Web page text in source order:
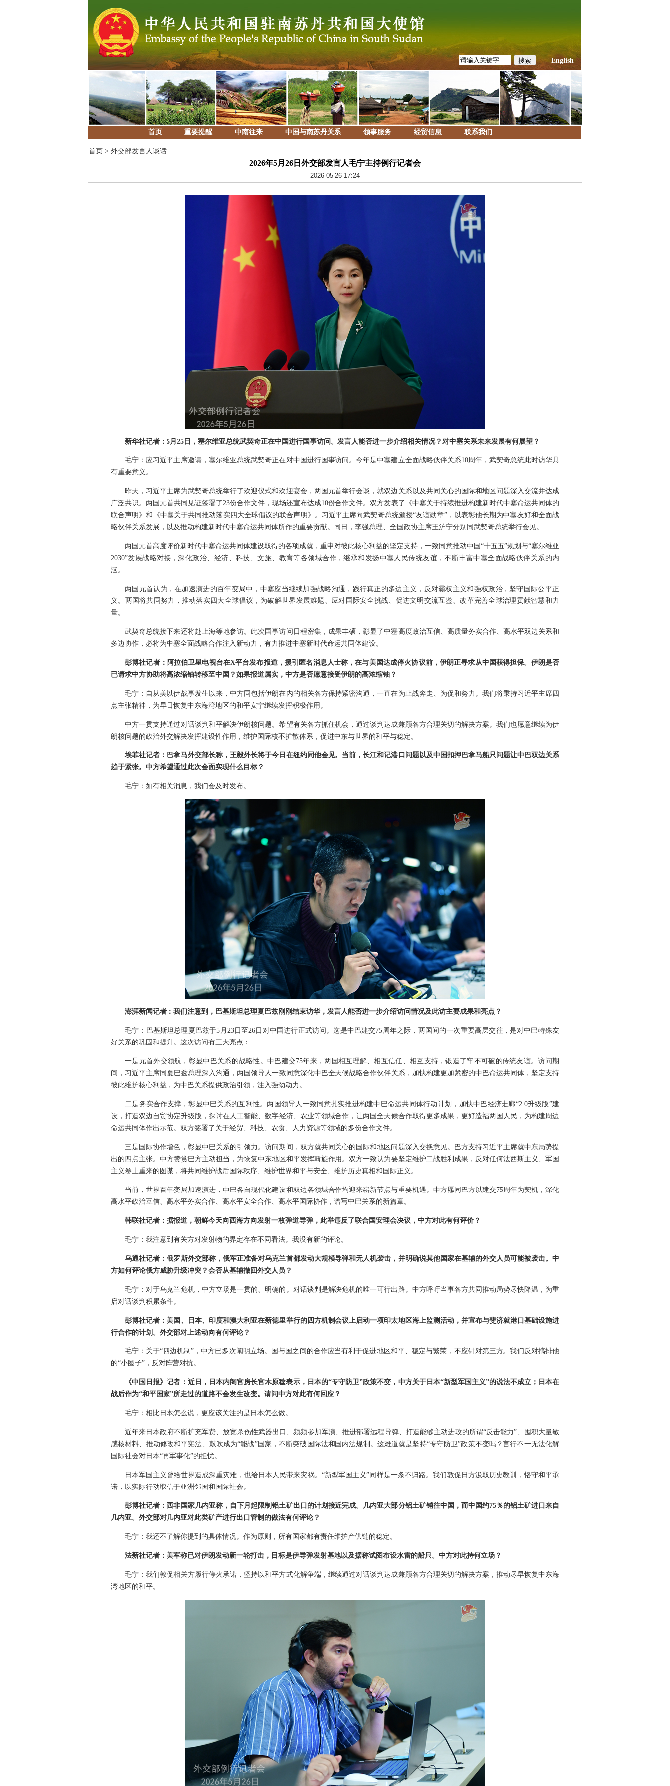
English
首页 重要提醒 中南往来 中国与南苏丹关系 领事服务 经贸信息 联系我们
首页 > 外交部发言人谈话
2026年5月26日外交部发言人毛宁主持例行记者会
2026-05-26 17:24
新华社记者：5月25日，塞尔维亚总统武契奇正在中国进行国事访问。发言人能否进一步介绍相关情况？对中塞关系未来发展有何展望？
毛宁：应习近平主席邀请，塞尔维亚总统武契奇正在对中国进行国事访问。今年是中塞建立全面战略伙伴关系10周年，武契奇总统此时访华具
有重要意义。
昨天，习近平主席为武契奇总统举行了欢迎仪式和欢迎宴会，两国元首举行会谈，就双边关系以及共同关心的国际和地区问题深入交流并达成
广泛共识。两国元首共同见证签署了23份合作文件，现场还宣布达成10份合作文件。双方发表了《中塞关于持续推进构建新时代中塞命运共同体的
联合声明》和《中塞关于共同推动落实四大全球倡议的联合声明》。习近平主席向武契奇总统颁授“友谊勋章”，以表彰他长期为中塞友好和全面战
略伙伴关系发展，以及推动构建新时代中塞命运共同体所作的重要贡献。同日，李强总理、全国政协主席王沪宁分别同武契奇总统举行会见。
两国元首高度评价新时代中塞命运共同体建设取得的各项成就，重申对彼此核心利益的坚定支持，一致同意推动中国“十五五”规划与“塞尔维亚
2030”发展战略对接，深化政治、经济、科技、文旅、教育等各领域合作，继承和发扬中塞人民传统友谊，不断丰富中塞全面战略伙伴关系的内
涵。
两国元首认为，在加速演进的百年变局中，中塞应当继续加强战略沟通，践行真正的多边主义，反对霸权主义和强权政治，坚守国际公平正
义。两国将共同努力，推动落实四大全球倡议，为破解世界发展难题、应对国际安全挑战、促进文明交流互鉴、改革完善全球治理贡献智慧和力
量。
武契奇总统接下来还将赴上海等地参访。此次国事访问日程密集，成果丰硕，彰显了中塞高度政治互信、高质量务实合作、高水平双边关系和
多边协作，必将为中塞全面战略合作注入新动力，有力推进中塞新时代命运共同体建设。
彭博社记者：阿拉伯卫星电视台在X平台发布报道，援引匿名消息人士称，在与美国达成停火协议前，伊朗正寻求从中国获得担保。伊朗是否
已请求中方协助将高浓缩铀转移至中国？如果报道属实，中方是否愿意接受伊朗的高浓缩铀？
毛宁：自从美以伊战事发生以来，中方同包括伊朗在内的相关各方保持紧密沟通，一直在为止战奔走、为促和努力。我们将秉持习近平主席四
点主张精神，为早日恢复中东海湾地区的和平安宁继续发挥积极作用。
中方一贯支持通过对话谈判和平解决伊朗核问题。希望有关各方抓住机会，通过谈判达成兼顾各方合理关切的解决方案。我们也愿意继续为伊
朗核问题的政治外交解决发挥建设性作用，维护国际核不扩散体系，促进中东与世界的和平与稳定。
埃菲社记者：巴拿马外交部长称，王毅外长将于今日在纽约同他会见。当前，长江和记港口问题以及中国扣押巴拿马船只问题让中巴双边关系
趋于紧张。中方希望通过此次会面实现什么目标？
毛宁：如有相关消息，我们会及时发布。
澎湃新闻记者：我们注意到，巴基斯坦总理夏巴兹刚刚结束访华，发言人能否进一步介绍访问情况及此访主要成果和亮点？
毛宁：巴基斯坦总理夏巴兹于5月23日至26日对中国进行正式访问。这是中巴建交75周年之际，两国间的一次重要高层交往，是对中巴特殊友
好关系的巩固和提升。这次访问有三大亮点：
一是元首外交领航，彰显中巴关系的战略性。中巴建交75年来，两国相互理解、相互信任、相互支持，锻造了牢不可破的传统友谊。访问期
间，习近平主席同夏巴兹总理深入沟通，两国领导人一致同意深化中巴全天候战略合作伙伴关系，加快构建更加紧密的中巴命运共同体，坚定支持
彼此维护核心利益，为中巴关系提供政治引领，注入强劲动力。
二是务实合作支撑，彰显中巴关系的互利性。两国领导人一致同意扎实推进构建中巴命运共同体行动计划，加快中巴经济走廊“2.0升级版”建
设，打造双边自贸协定升级版，探讨在人工智能、数字经济、农业等领域合作，让两国全天候合作取得更多成果，更好造福两国人民，为构建周边
命运共同体作出示范。双方签署了关于经贸、科技、农食、人力资源等领域的多份合作文件。
三是国际协作增色，彰显中巴关系的引领力。访问期间，双方就共同关心的国际和地区问题深入交换意见。巴方支持习近平主席就中东局势提
出的四点主张。中方赞赏巴方主动担当，为恢复中东地区和平发挥斡旋作用。双方一致认为要坚定维护二战胜利成果，反对任何法西斯主义、军国
主义卷土重来的图谋，将共同维护战后国际秩序、维护世界和平与安全、维护历史真相和国际正义。
当前，世界百年变局加速演进，中巴各自现代化建设和双边各领域合作均迎来崭新节点与重要机遇。中方愿同巴方以建交75周年为契机，深化
高水平政治互信、高水平务实合作、高水平安全合作、高水平国际协作，谱写中巴关系的新篇章。
韩联社记者：据报道，朝鲜今天向西海方向发射一枚弹道导弹，此举违反了联合国安理会决议，中方对此有何评价？
毛宁：我注意到有关方对发射物的界定存在不同看法。我没有新的评论。
乌通社记者：俄罗斯外交部称，俄军正准备对乌克兰首都发动大规模导弹和无人机袭击，并明确说其他国家在基辅的外交人员可能被袭击。中
方如何评论俄方威胁升级冲突？会否从基辅撤回外交人员？
毛宁：对于乌克兰危机，中方立场是一贯的、明确的。对话谈判是解决危机的唯一可行出路。中方呼吁当事各方共同推动局势尽快降温，为重
启对话谈判积累条件。
彭博社记者：美国、日本、印度和澳大利亚在新德里举行的四方机制会议上启动一项印太地区海上监测活动，并宣布与斐济就港口基础设施进
行合作的计划。外交部对上述动向有何评论？
毛宁：关于“四边机制”，中方已多次阐明立场。国与国之间的合作应当有利于促进地区和平、稳定与繁荣，不应针对第三方。我们反对搞排他
的“小圈子”，反对阵营对抗。
《中国日报》记者：近日，日本内阁官房长官木原稔表示，日本的“专守防卫”政策不变，中方关于日本“新型军国主义”的说法不成立；日本在
战后作为“和平国家”所走过的道路不会发生改变。请问中方对此有何回应？
毛宁：相比日本怎么说，更应该关注的是日本怎么做。
近年来日本政府不断扩充军费、放宽杀伤性武器出口、频频参加军演、推进部署远程导弹、打造能够主动进攻的所谓“反击能力”、囤积大量敏
感核材料、推动修改和平宪法、鼓吹成为“能战”国家，不断突破国际法和国内法规制。这难道就是坚持“专守防卫”政策不变吗？言行不一无法化解
国际社会对日本“再军事化”的担忧。
日本军国主义曾给世界造成深重灾难，也给日本人民带来灾祸。“新型军国主义”同样是一条不归路。我们敦促日方汲取历史教训，恪守和平承
诺，以实际行动取信于亚洲邻国和国际社会。
彭博社记者：西非国家几内亚称，自下月起限制铝土矿出口的计划接近完成。几内亚大部分铝土矿销往中国，而中国约75％的铝土矿进口来自
几内亚。外交部对几内亚对此类矿产进行出口管制的做法有何评论？
毛宁：我还不了解你提到的具体情况。作为原则，所有国家都有责任维护产供链的稳定。
法新社记者：美军称已对伊朗发动新一轮打击，目标是伊导弹发射基地以及据称试图布设水雷的船只。中方对此持何立场？
毛宁：我们敦促相关方履行停火承诺，坚持以和平方式化解争端，继续通过对话谈判达成兼顾各方合理关切的解决方案，推动尽早恢复中东海
湾地区的和平。